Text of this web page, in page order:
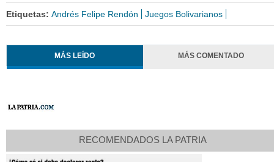
Etiquetas: Andrés Felipe Rendón Juegos Bolivarianos
MÁS LEÍDO MÁS COMENTADO
RECOMENDADOS LA PATRIA